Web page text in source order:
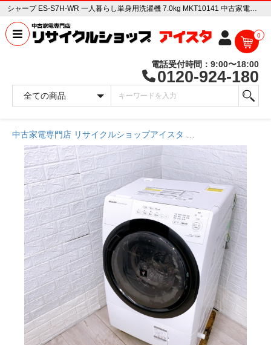
シャープ ES-S7H-WR 一人暮らし単身用洗濯機 7.0kg MKT10141 中古家電販売専門店 リサイクルショップ アイスタ
0
電話受付時間：9:00〜18:00
0120-924-180
中古家電専門店 リサイクルショップアイスタ